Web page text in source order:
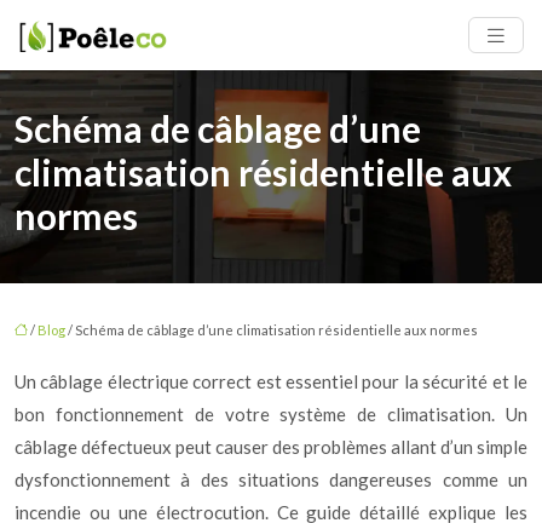
Schéma de câblage d’une
climatisation résidentielle aux
normes
/ Blog/ Schéma de câblage d’une climatisation résidentielle aux normes
Un câblage électrique correct est essentiel pour la sécurité et le
bon fonctionnement de votre système de climatisation. Un
câblage défectueux peut causer des problèmes allant d’un simple
dysfonctionnement à des situations dangereuses comme un
incendie ou une électrocution. Ce guide détaillé explique les